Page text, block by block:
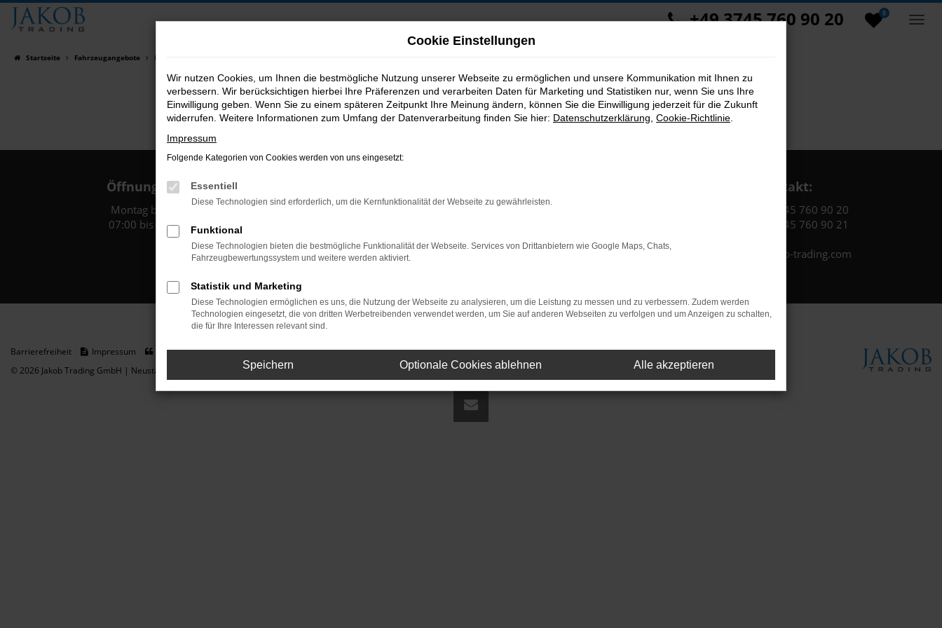
Zum
Hauptinhalt
0
+49 3745 760 90 20
Startseite Fahrzeugangebote Fahrzeugsuche
B2B-Shop
Öffnungszeiten:
Montag bis Freitag:
07:00 bis 18:00 Uhr
Jakob Trading GmbH
D-08223 Neustadt/Vogtland
Kontakt:
Tel.: +49 3745 760 90 20
Fax: +49 3745 760 90 21
Mail: fj@jakob-trading.com
Barrierefreiheit Impressum Datenschutz
Cookie Einstellungen
© 2026 Jakob Trading GmbH | Neustädter Straße 1 | DE-08223 Neustadt/Vogtland | fj@jakob-trading.com |Webdesign by audaris.de
Cookie Einstellungen
Wir nutzen Cookies, um Ihnen die bestmögliche Nutzung unserer Webseite zu ermöglichen und unsere Kommunikation mit Ihnen zu
verbessern. Wir berücksichtigen hierbei Ihre Präferenzen und verarbeiten Daten für Marketing und Statistiken nur, wenn Sie uns Ihre
Einwilligung geben. Wenn Sie zu einem späteren Zeitpunkt Ihre Meinung ändern, können Sie die Einwilligung jederzeit für die Zukunft
widerrufen. Weitere Informationen zum Umfang der Datenverarbeitung finden Sie hier: Datenschutzerklärung Cookie-Richtlinie
Impressum
Folgende Kategorien von Cookies werden von uns eingesetzt:
Essentiell
Diese Technologien sind erforderlich, um die Kernfunktionalität der Webseite zu gewährleisten.
Funktional
Diese Technologien bieten die bestmögliche Funktionalität der Webseite. Services von Drittanbietern wie Google Maps, Chats,
Fahrzeugbewertungssystem und weitere werden aktiviert.
Statistik und Marketing
Diese Technologien ermöglichen es uns, die Nutzung der Webseite zu analysieren, um die Leistung zu messen und zu verbessern. Zudem werden
Technologien eingesetzt, die von dritten Werbetreibenden verwendet werden, um Sie auf anderen Webseiten zu verfolgen und um Anzeigen zu schalten,
die für Ihre Interessen relevant sind.
Speichern Optionale Cookies ablehnen Alle akzeptieren